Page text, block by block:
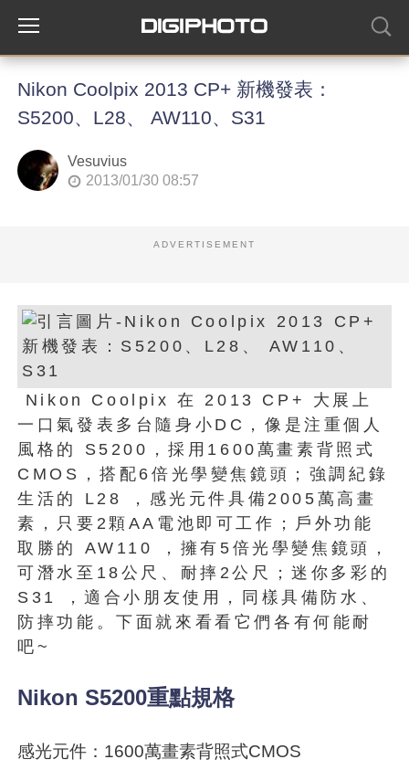
Nikon Coolpix 2013 CP+ 新機發表：
S5200、L28、 AW110、S31
Vesuvius
2013/01/30 08:57
ADVERTISEMENT
Nikon Coolpix 在 2013 CP+ 大展上
一口氣發表多台隨身小DC，像是注重個人
風格的 S5200，採用1600萬畫素背照式
CMOS，搭配6倍光學變焦鏡頭；強調紀錄
生活的 L28 ，感光元件具備2005萬高畫
素，只要2顆AA電池即可工作；戶外功能
取勝的 AW110 ，擁有5倍光學變焦鏡頭，
可潛水至18公尺、耐摔2公尺；迷你多彩的
S31 ，適合小朋友使用，同樣具備防水、
防摔功能。下面就來看看它們各有何能耐
吧~
Nikon S5200重點規格
感光元件：1600萬畫素背照式CMOS